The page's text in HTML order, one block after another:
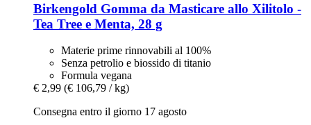
Birkengold Gomma da Masticare allo Xilitolo -​
Tea Tree e Menta, 28 g
Materie prime rinnovabili al 100%
Senza petrolio e biossido di titanio
Formula vegana
€ 2,99 (€ 106,79 / kg)
Consegna entro il giorno 17 agosto